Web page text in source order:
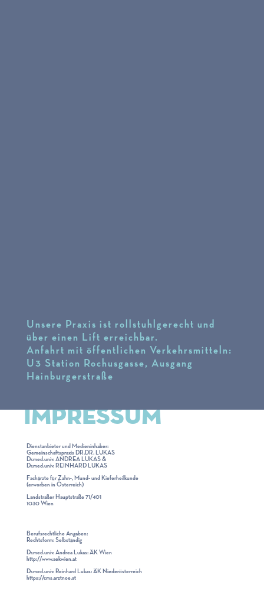
Unsere Praxis ist rollstuhlgerecht und
über einen Lift erreichbar.
Anfahrt mit öffentlichen Verkehrsmitteln:
U3 Station Rochusgasse, Ausgang
Hainburgerstraße
IMPRESSUM
Dienstanbieter und Medieninhaber:
Gemeinschaftspraxis DR.DR. LUKAS
Dr.med.univ. ANDREA LUKAS &
Dr.med.univ. REINHARD LUKAS
Fachärzte für Zahn-, Mund- und Kieferheilkunde
(erworben in Österreich)
Landstraßer Hauptstraße 71/401
1030 Wien
Berufsrechtliche Angaben:
Rechtsform: Selbständig
Dr.med.univ. Andrea Lukas: ÄK Wien
http://www.aekwien.at
Dr.med.univ. Reinhard Lukas: ÄK Niederösterreich
https://cms.arztnoe.at